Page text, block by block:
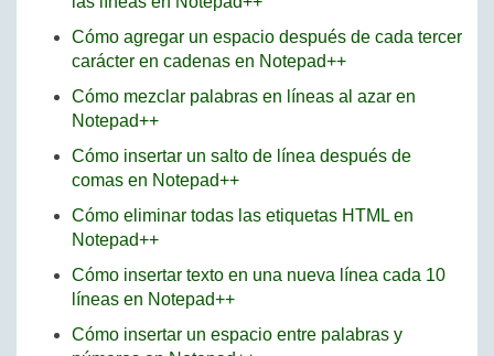
Cómo agregar un espacio después de cada tercer
carácter en cadenas en Notepad++
Cómo mezclar palabras en líneas al azar en
Notepad++
Cómo insertar un salto de línea después de
comas en Notepad++
Cómo eliminar todas las etiquetas HTML en
Notepad++
Cómo insertar texto en una nueva línea cada 10
líneas en Notepad++
Cómo insertar un espacio entre palabras y